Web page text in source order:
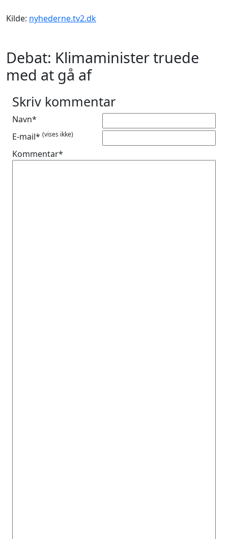
Kilde: nyhederne.tv2.dk
Debat: Klimaminister truede
med at gå af
Skriv kommentar
Navn*
E-mail* (vises ikke)
Kommentar*